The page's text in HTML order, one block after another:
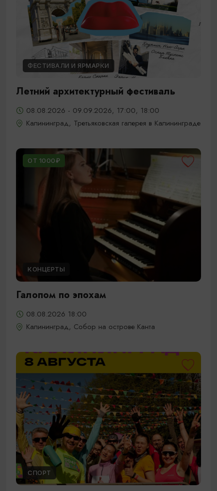
ФЕСТИВАЛИ И ЯРМАРКИ
Летний архитектурный фестиваль
08.08.2026 - 09.09.2026, 17:00, 18:00
Калининград, Третьяковская галерея в Калининграде
ОТ 1000₽
КОНЦЕРТЫ
Галопом по эпохам
08.08.2026 18:00
Калининград, Собор на острове Канта
СПОРТ